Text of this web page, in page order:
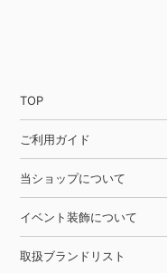
TOP
ご利用ガイド
当ショップについて
イベント装飾について
取扱ブランドリスト